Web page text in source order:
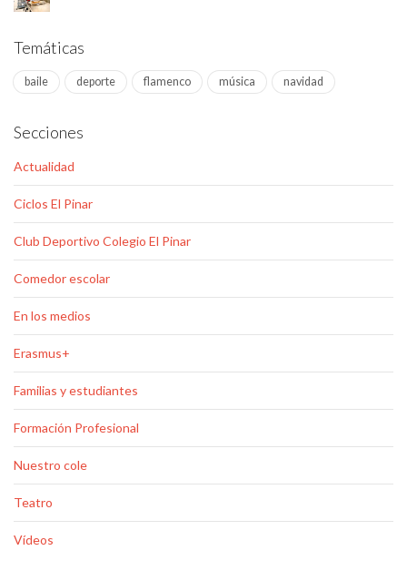
Temáticas
baile deporte flamenco música navidad
Secciones
Actualidad
Ciclos El Pinar
Club Deportivo Colegio El Pinar
Comedor escolar
En los medios
Erasmus+
Familias y estudiantes
Formación Profesional
Nuestro cole
Teatro
Vídeos